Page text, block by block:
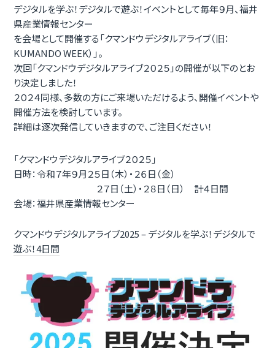
デジタルを学ぶ！デジタルで遊ぶ！イベントとして毎年９月、福井
県産業情報センター
を会場として開催する「クマンドウデジタルアライブ（旧：
KUMANDO WEEK）」。
次回「クマンドウデジタルアライブ２０２５」の開催が以下のとお
り決定しました！
２０２４同様、多数の方にご来場いただけるよう、開催イベントや
開催方法を検討しています。
詳細は逐次発信していきますので、ご注目ください！
「クマンドウデジタルアライブ２０２５」
日時：令和７年９月２５日（木）・２６日（金）
２７日（土）・２８日（日） 計４日間
会場：福井県産業情報センター
クマンドウデジタルアライブ2025 – デジタルを学ぶ！デジタルで
遊ぶ！4日間